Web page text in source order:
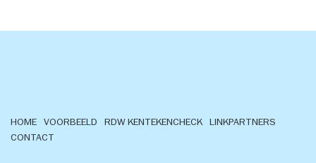
HOME VOORBEELD RDW KENTEKENCHECK
LINKPARTNERS
CONTACT